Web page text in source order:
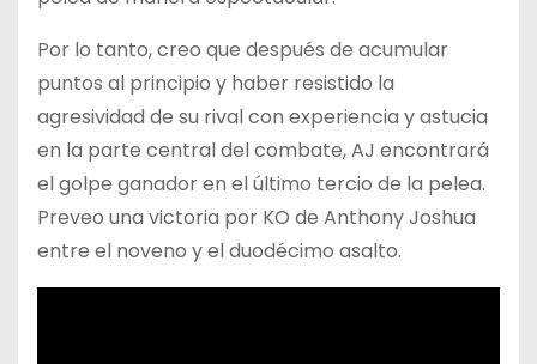
Por lo tanto, creo que después de acumular
puntos al principio y haber resistido la
agresividad de su rival con experiencia y astucia
en la parte central del combate, AJ encontrará
el golpe ganador en el último tercio de la pelea.
Preveo una victoria por KO de Anthony Joshua
entre el noveno y el duodécimo asalto.